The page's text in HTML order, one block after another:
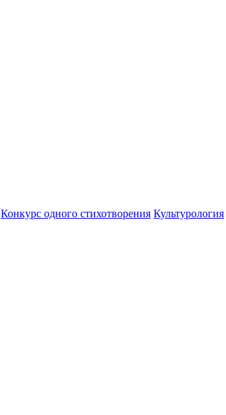
Конкурс одного стихотворения Культурология